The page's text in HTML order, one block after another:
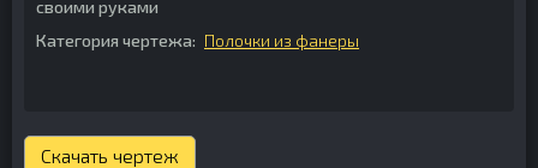
своими руками
Категория чертежа: Полочки из фанеры
Скачать чертеж